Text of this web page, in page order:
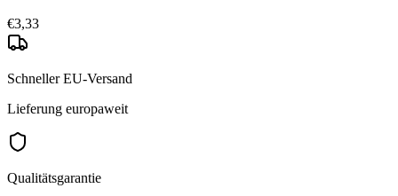
€3,33
Schneller EU-Versand
Lieferung europaweit
Qualitätsgarantie